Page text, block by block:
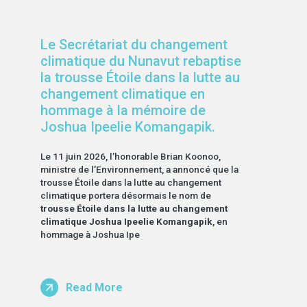
Le Secrétariat du changement
climatique du Nunavut rebaptise
la trousse Étoile dans la lutte au
changement climatique en
hommage à la mémoire de
Joshua Ipeelie Komangapik.
Le 11 juin 2026, l’honorable Brian Koonoo,
ministre de l’Environnement, a annoncé que la
trousse Étoile dans la lutte au changement
climatique portera désormais le nom de
trousse Étoile dans la lutte au changement
climatique Joshua Ipeelie Komangapik, en
hommage à Joshua Ipe
Read More